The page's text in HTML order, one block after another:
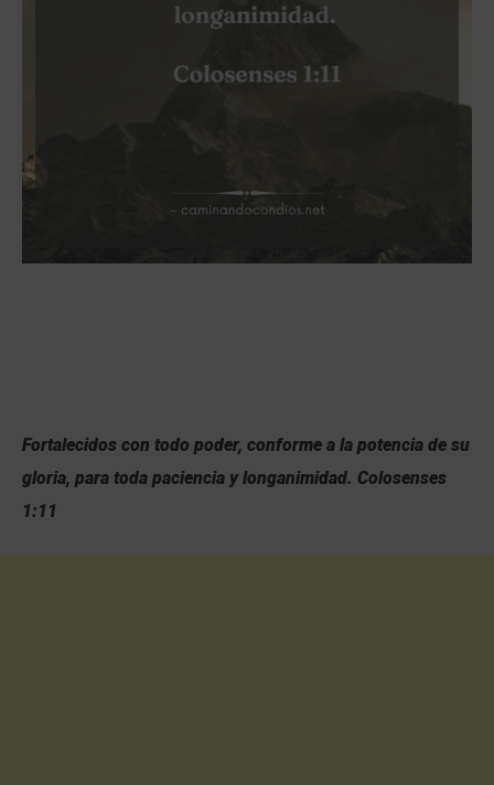
Fortalecidos con todo poder, conforme a la potencia de su
gloria, para toda paciencia y longanimidad. Colosenses
1:11